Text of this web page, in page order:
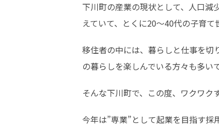
下川町の産業の現状として、人口減
えていて、とくに20〜40代の子育て
移住者の中には、暮らしと仕事を切
の暮らしを楽しんでいる方々も多いで
そんな下川町で、この度、ワクワク
今年は”専業”として起業を目指す